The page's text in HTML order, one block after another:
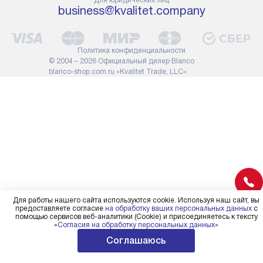
службы не имеют права
или другие выступающие
элементы, так как это может
повлиять на гарантийное
обслуживание в будущем.
расходных
требуется
business@kvalitet.company
© 2004 – 2026 Официальный дилер Blanco
blanco-shop.com.ru «Kvalitet Trade, LLC»
Политика конфиденциальности
Для работы нашего сайта используются cookie. Используя наш сайт, вы
предоставляете согласие на обработку ваших персональных данныхс
помощью сервисов веб-аналитики (Cookie) и присоединяетесь к тексту
«Согласия на обработку персональных данных»
Соглашаюсь